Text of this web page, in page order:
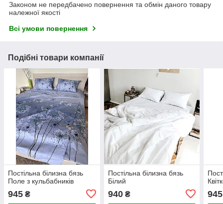
Законом не передбачено повернення та обмін даного товару
належної якості
Всі умови повернення
Подібні товари компанії
Постільна білизна бязь
Поле з кульбабників
945 ₴
Постільна білизна бязь
Білий
940₴ 945